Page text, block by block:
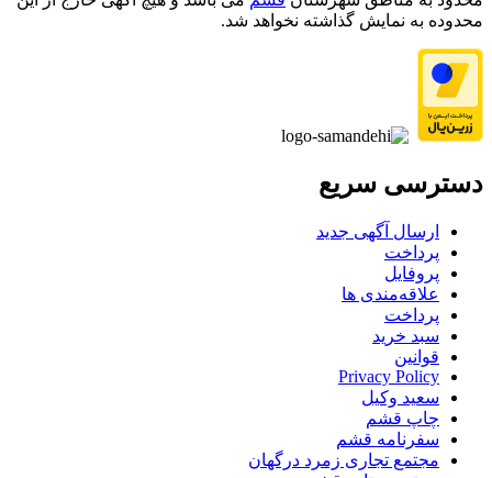
محدوده به نمایش گذاشته نخواهد شد.
دسترسی سریع
ارسال آگهی جدید
پرداخت
پروفایل
علاقه‌مندی ها
پرداخت
سبد خرید
قوانین
Privacy Policy
سعید وکیل
چاپ قشم
سفرنامه قشم
مجتمع تجاری زمرد درگهان